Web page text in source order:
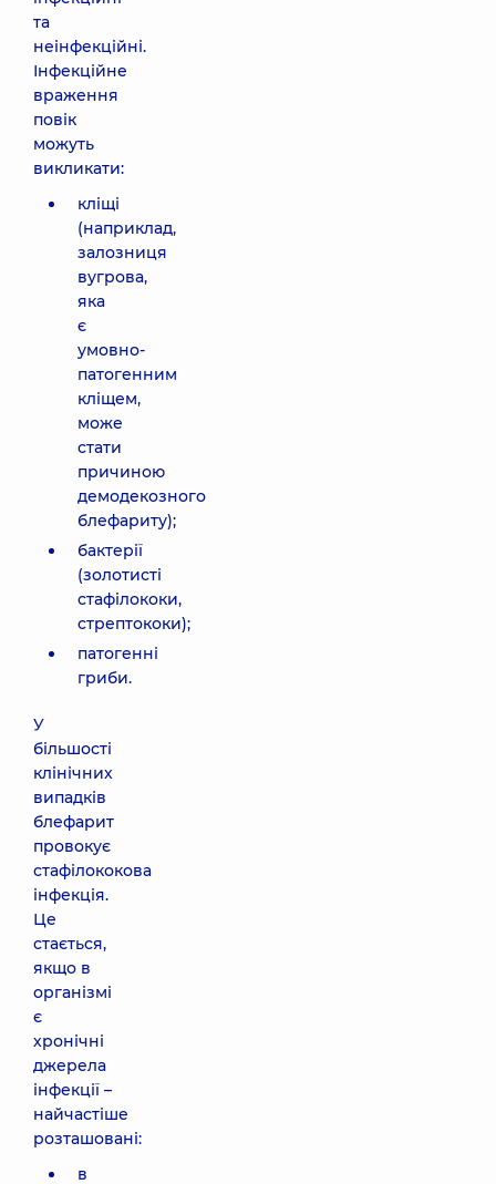
та
неінфекційні.
Інфекційне
враження
повік
можуть
викликати:
кліщі
(наприклад,
залозниця
вугрова,
яка
є
умовно-
патогенним
кліщем,
може
стати
причиною
демодекозного
блефариту);
бактерії
(золотисті
стафілококи,
стрептококи);
патогенні
гриби.
У
більшості
клінічних
випадків
блефарит
провокує
стафілококова
інфекція.
Це
стається,
якщо в
організмі
є
хронічні
джерела
інфекції –
найчастіше
розташовані:
в